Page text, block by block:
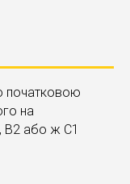
початковою
на
B2 або ж C1